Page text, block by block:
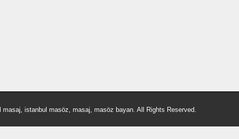
masaj, istanbul masöz, masaj, masöz bayan. All Rights Reserved.